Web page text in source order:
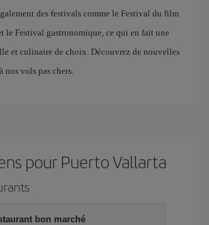
des festivals comme le Festival du film
le Festival gastronomique, ce qui en fait une
et culinaire de choix. Découvrez de nouvelles
nos vols pas chers.
pour Puerto Vallarta
bon marché